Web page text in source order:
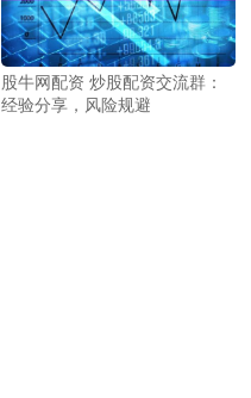
股牛网配资 炒股配资交流群：
经验分享，风险规避